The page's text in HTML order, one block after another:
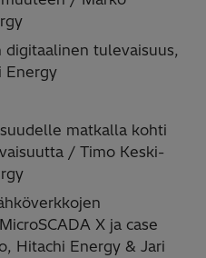
digitaalinen tulevaisuus​,
matkalla ​kohti
/ Timo Keski-
X ja case
Hitachi Energy & Jari